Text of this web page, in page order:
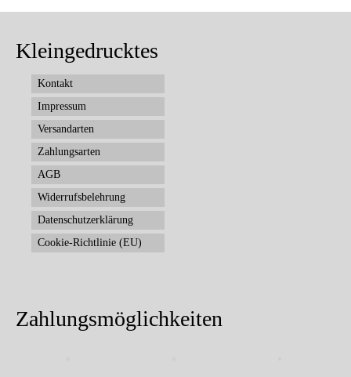
Kleingedrucktes
Kontakt
Impressum
Versandarten
Zahlungsarten
AGB
Widerrufsbelehrung
Datenschutzerklärung
Cookie-Richtlinie (EU)
Zahlungsmöglichkeiten